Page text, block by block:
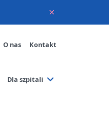
×
O nas Kontakt
Dla szpitali